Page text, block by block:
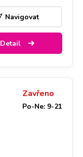
Navigovat
Detail
Zavřeno
Po-Ne: 9-21